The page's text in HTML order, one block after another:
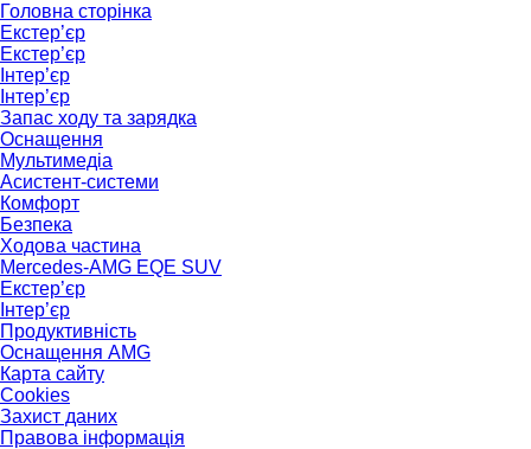
Головна сторінка
Екстер’єр
Екстер’єр
Інтер’єр
Інтер’єр
Запас ходу та зарядка
Оснащення
Мультимедіа
Асистент-системи
Комфорт
Безпека
Ходова частина
Mercedes-AMG EQE SUV
Екстер’єр
Інтер’єр
Продуктивність
Оснащення AMG
Карта сайту
Cookies
Захист даних
Правова інформація